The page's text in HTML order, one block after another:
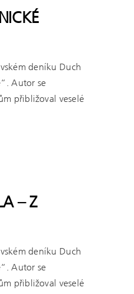
deníku Duch
Autor se
přibližoval veselé
– Z
deníku Duch
Autor se
přibližoval veselé